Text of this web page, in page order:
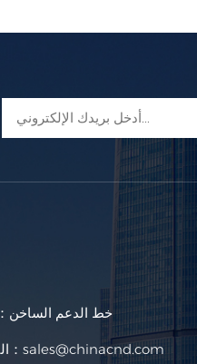
خط الدعم الساخن：
البريد الإلكتروني للتواصل：sales@chinacnd.com